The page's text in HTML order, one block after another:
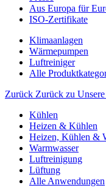
Aus Europa für
ISO-Zertifikate
Klimaanlagen
Wärmepumpen
Luftreiniger
Alle
Zurück Zurück zu
Kühlen
Heizen & Kühlen
Heizen, Kühlen &
Warmwasser
Luftreinigung
Lüftung
Alle Anwendungen